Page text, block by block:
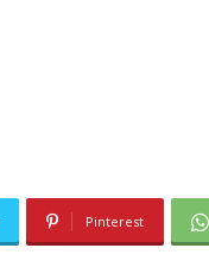
Pinterest